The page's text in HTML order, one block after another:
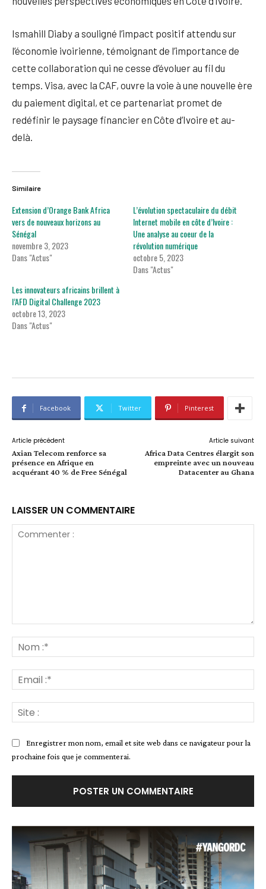
Ismahill Diaby a souligné l’impact positif attendu sur
l’économie ivoirienne, témoignant de l’importance de
cette collaboration qui ne cesse d’évoluer au fil du
temps. Visa, avec la CAF, ouvre la voie à une nouvelle ère
du paiement digital, et ce partenariat promet de
redéfinir le paysage financier en Côte d’Ivoire et au-
delà.
Similaire
Extension d’Orange Bank Africa
vers de nouveaux horizons au
Sénégal
novembre 3, 2023
Dans "Actus"
L’évolution spectaculaire du débit
Internet mobile en côte d’Ivoire :
Une analyse au coeur de la
révolution numérique
octobre 5, 2023
Dans "Actus"
Les innovateurs africains brillent à
l’AFD Digital Challenge 2023
octobre 13, 2023
Dans "Actus"
Facebook Twitter Pinterest
Article précédent
Axian Telecom renforce sa
présence en Afrique en
acquérant 40 % de Free Sénégal
Article suivant
Africa Data Centres élargit son
empreinte avec un nouveau
Datacenter au Ghana
LAISSER UN COMMENTAIRE
:*
:*
:
Enregistrer mon nom, email et site web dans ce navigateur pour la
prochaine fois que je commenterai.